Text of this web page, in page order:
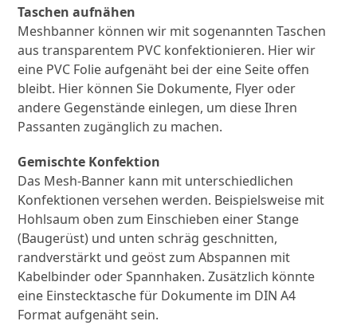
Taschen aufnähen
Meshbanner können wir mit sogenannten Taschen
aus transparentem PVC konfektionieren. Hier wir
eine PVC Folie aufgenäht bei der eine Seite offen
bleibt. Hier können Sie Dokumente, Flyer oder
andere Gegenstände einlegen, um diese Ihren
Passanten zugänglich zu machen.
Gemischte Konfektion
Das Mesh-Banner kann mit unterschiedlichen
Konfektionen versehen werden. Beispielsweise mit
Hohlsaum oben zum Einschieben einer Stange
(Baugerüst) und unten schräg geschnitten,
randverstärkt und geöst zum Abspannen mit
Kabelbinder oder Spannhaken. Zusätzlich könnte
eine Einstecktasche für Dokumente im DIN A4
Format aufgenäht sein.